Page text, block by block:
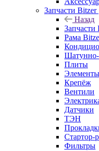
Запчасти Bitzer
Назад
Запчасти
Рама
Шатунно-
Плиты
Крепёж
Вентили
Датчики
ТЭН
Стартор-
Фильтры